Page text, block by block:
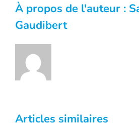
À propos de l'auteur :
Gaudibert
Articles similaires